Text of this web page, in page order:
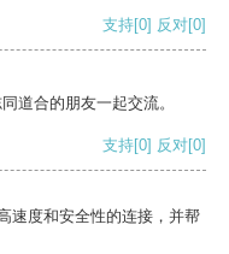
支持[0] 反对[0]
道合的朋友一起交流。
支持[0] 反对[0]
速度和安全性的连接，并帮